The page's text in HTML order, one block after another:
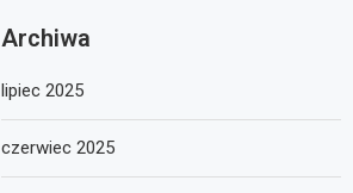
Archiwa
lipiec 2025
czerwiec 2025